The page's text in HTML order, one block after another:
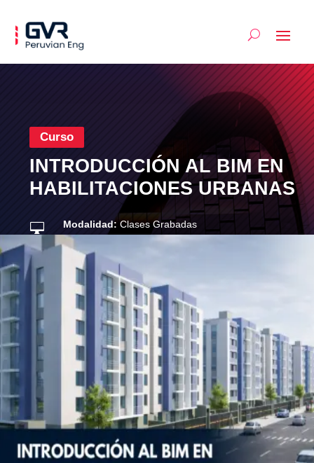
Curso
INTRODUCCIÓN AL BIM EN
HABILITACIONES URBANAS
 Modalidad: Clases Grabadas
 Categoría:
 Nivel: Básico